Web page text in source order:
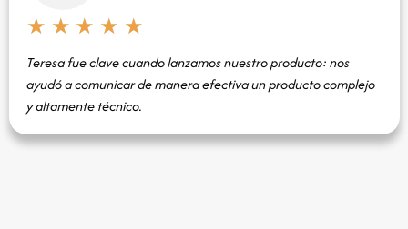
★ ★ ★ ★ ★
Teresa fue clave cuando lanzamos nuestro producto: nos
ayudó a comunicar de manera efectiva un producto complejo
y altamente técnico.